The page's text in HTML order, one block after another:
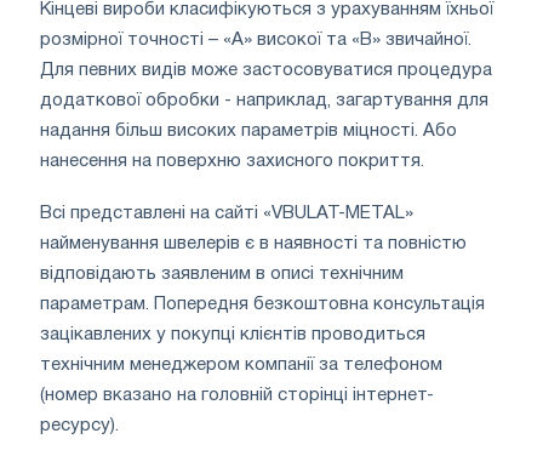
Кінцеві вироби класифікуються з урахуванням їхньої
розмірної точності – «А» високої та «В» звичайної.
Для певних видів може застосовуватися процедура
додаткової обробки - наприклад, загартування для
надання більш високих параметрів міцності. Або
нанесення на поверхню захисного покриття.
Всі представлені на сайті «VBULAT-METAL»
найменування швелерів є в наявності та повністю
відповідають заявленим в описі технічним
параметрам. Попередня безкоштовна консультація
зацікавлених у покупці клієнтів проводиться
технічним менеджером компанії за телефоном
(номер вказано на головній сторінці інтернет-
ресурсу).